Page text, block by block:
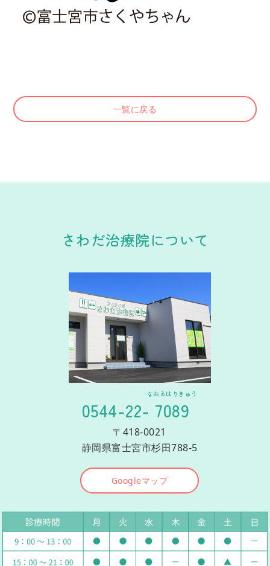
一覧に戻る
さわだ治療院について
0544-22- 7089
なおるはりきゅう
〒418-0021
静岡県富士宮市杉田788-5
Googleマップ